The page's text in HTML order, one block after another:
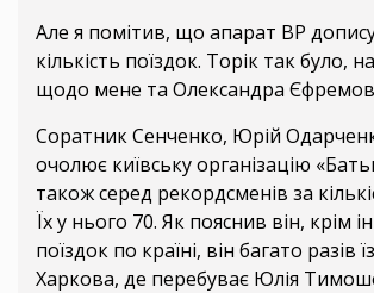
Але я помітив, що апарат ВР
кількість поїздок. Торік так було,
щодо мене та Олександра
Соратник Сенченко, Юрій
очолює київську організацію
також серед рекордсменів за
Їх у нього 70. Як пояснив він, крім
поїздок по країні, він багато разів
Харкова, де перебуває Юлія